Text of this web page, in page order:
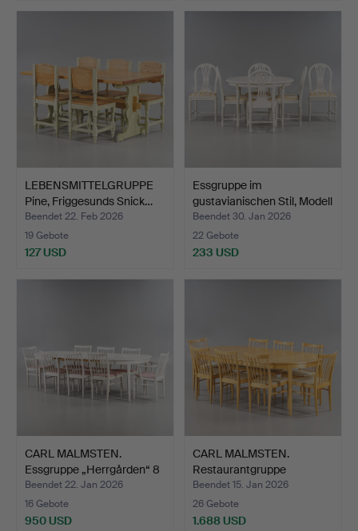
LEBENSMITTELGRUPPE
Pine, Friggesunds Snick…
Beendet 22. Feb 2026
19 Gebote
127 USD
Essgruppe im
gustavianischen Stil, Modell
…
Beendet 30. Jan 2026
22 Gebote
233 USD
CARL MALMSTEN.
Essgruppe „Herrgården“ 8
St…
Beendet 22. Jan 2026
16 Gebote
950 USD
CARL MALMSTEN.
Restaurantgruppe
„Herrgårde…
Beendet 15. Jan 2026
26 Gebote
1.688 USD